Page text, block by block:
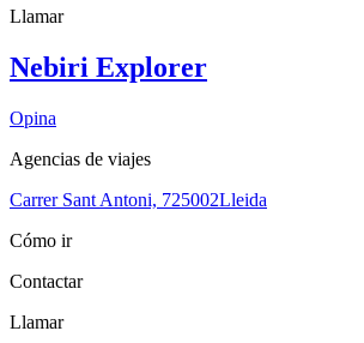
Llamar
Nebiri Explorer
Opina
Agencias de viajes
Carrer Sant Antoni, 725002Lleida
Cómo ir
Contactar
Llamar